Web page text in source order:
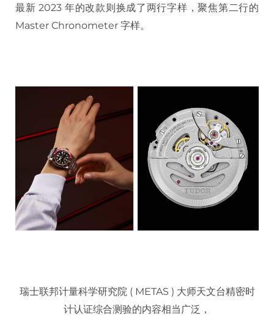
最新 2023 年的改款则换成了两行字样，聚焦第二行的
Master Chronometer 字样。
瑞士联邦计量科学研究院 ( METAS ) 大师天文台精密时
计认证综合测验的内容相当广泛，